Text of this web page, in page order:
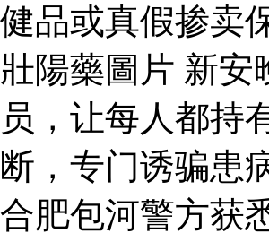
健品或真假掺卖
壯陽藥圖片 新
员，让每人都持
断，专门诱骗
合肥包河警方获